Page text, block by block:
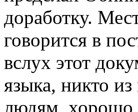
доработку.
говорится в
вслух этот
языка, никто
людям, хорошо